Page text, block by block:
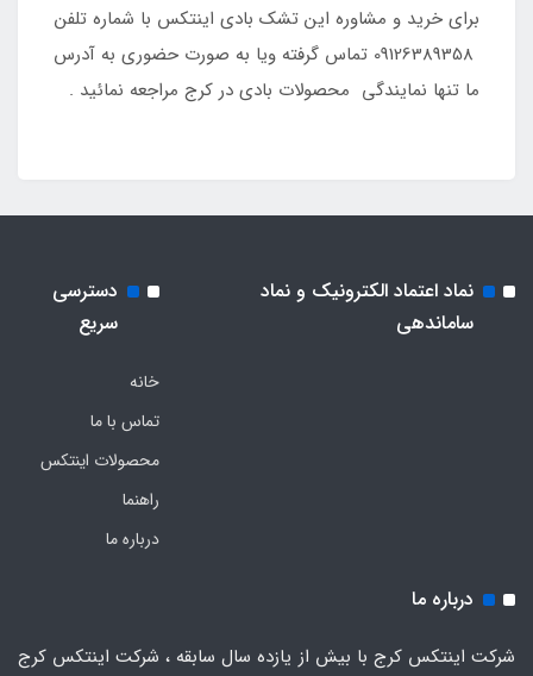
برای خرید و مشاوره این تشک بادی اینتکس با شماره تلفن
09126389358 تماس گرفته ویا به صورت حضوری به آدرس
ما تنها نمایندگی محصولات بادی در کرج مراجعه نمائید .
نماد اعتماد الکترونیک و نماد
ساماندهی
دسترسی
سریع
خانه
تماس با ما
محصولات اینتکس
راهنما
درباره ما
درباره ما
شرکت اینتکس کرج با بیش از یازده سال سابقه ، شرکت اینتکس کرج